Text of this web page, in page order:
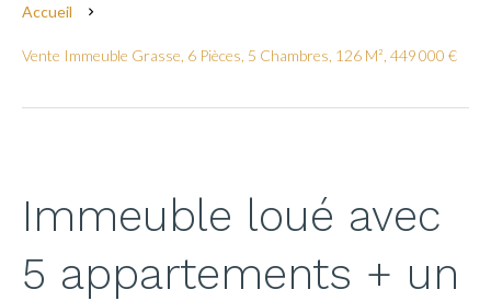
Accueil
Vente Immeuble Grasse, 6 Pièces, 5 Chambres, 126 M², 449 000 €
Immeuble loué avec
5 appartements + un